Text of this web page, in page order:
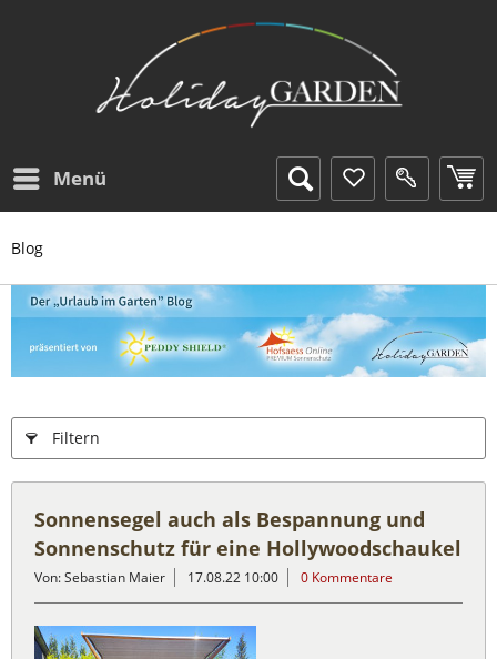
Menü
Blog
Filtern
Sonnensegel auch als Bespannung und
Sonnenschutz für eine Hollywoodschaukel
Von: Sebastian Maier 17.08.22 10:00 0 Kommentare